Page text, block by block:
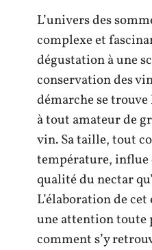
L’univers des
complexe et
dégustation à une
conservation des
démarche se
à tout amateur de
vin. Sa taille, tout
température,
qualité du nectar
L’élaboration de
une attention
comment s’y